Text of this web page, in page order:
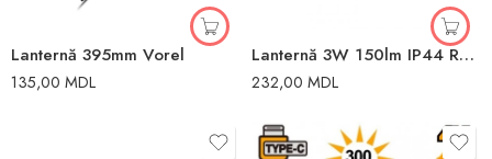
Lanternă 395mm Vorel
135,00 MDL
Lanternă 3W 150lm IP44 Rexant
232,00 MDL